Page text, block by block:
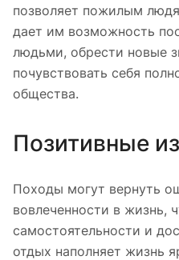
позволяет пожилым
дает им возможность
людьми, обрести новые
почувствовать себя
общества.
Позитивные
Походы могут вернуть
вовлеченности в жизнь,
самостоятельности и
отдых наполняет жизнь